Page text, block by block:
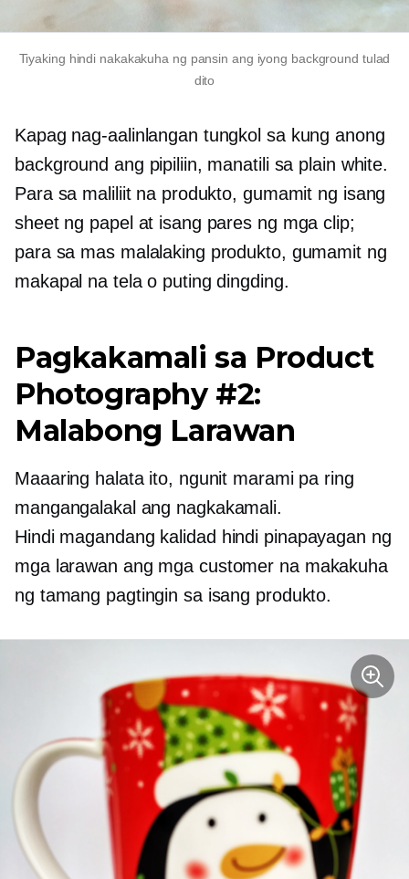
Tiyaking hindi nakakakuha ng pansin ang iyong background tulad
dito
Kapag nag-aalinlangan tungkol sa kung anong
background ang pipiliin, manatili sa plain white.
Para sa maliliit na produkto, gumamit ng isang
sheet ng papel at isang pares ng mga clip;
para sa mas malalaking produkto, gumamit ng
makapal na tela o puting dingding.
Pagkakamali sa Product
Photography #2:
Malabong Larawan
Maaaring halata ito, ngunit marami pa ring
mangangalakal ang nagkakamali.
Hindi magandang kalidad hindi pinapayagan ng
mga larawan ang mga customer na makakuha
ng tamang pagtingin sa isang produkto.